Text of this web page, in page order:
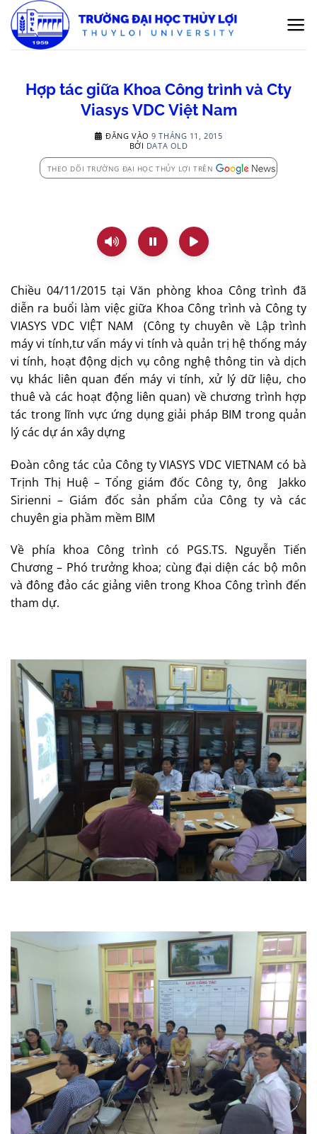
qua
nội
Hợp tác giữa Khoa Công trình và Cty
Viasys VDC Việt Nam
ĐĂNG VÀO9 THÁNG 11, 2015
BỞI DATA OLD
THEO DÕI TRƯỜNG ĐẠI HỌC THỦY LỢI TRÊN
Chiều 04/11/2015 tại Văn phòng khoa Công trình đã
diễn ra buổi làm việc giữa Khoa Công trình và Công ty
VIASYS VDC VIỆT NAM (Công ty chuyên về Lập trình
máy vi tính,tư vấn máy vi tính và quản trị hệ thống máy
vi tính, hoạt động dịch vụ công nghệ thông tin và dịch
vụ khác liên quan đến máy vi tính, xử lý dữ liệu, cho
thuê và các hoạt động liên quan) về chương trình hợp
tác trong lĩnh vực ứng dụng giải pháp BIM trong quản
lý các dự án xây dựng
Đoàn công tác của Công ty VIASYS VDC VIETNAM có bà
Trịnh Thị Huệ – Tổng giám đốc Công ty, ông Jakko
Sirienni – Giám đốc sản phẩm của Công ty và các
chuyên gia phầm mềm BIM
Về phía khoa Công trình có PGS.TS. Nguyễn Tiến
Chương – Phó trưởng khoa; cùng đại diện các bộ môn
và đông đảo các giảng viên trong Khoa Công trình đến
tham dự.